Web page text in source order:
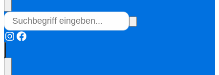
Instagram
Facebook